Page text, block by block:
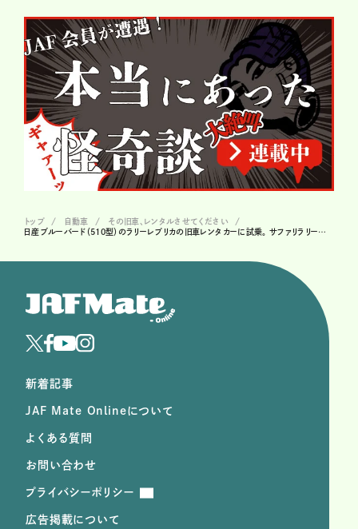
トップ 自動車
その旧車、レンタルさせてください
日産ブルーバード（510型）のラリーレプリカの旧車レンタカーに試乗。 サファリラリーにも出場したブルーバードの実力は? ＃28
新着記事
JAF Mate Onlineについて
よくある質問
お問い合わせ
プライバシーポリシー
広告掲載について